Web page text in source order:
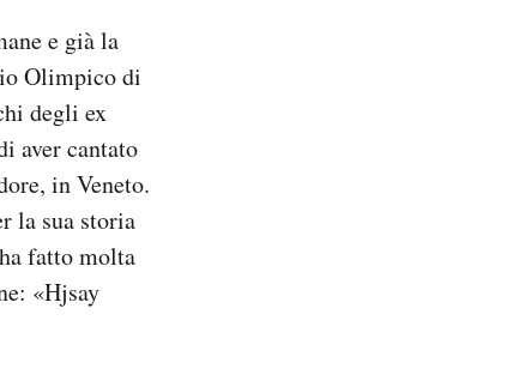
e già la
Olimpico di
degli ex
aver cantato
in Veneto.
la sua storia
fatto molta
«Hjsay